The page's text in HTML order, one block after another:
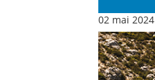
02 mai 2024